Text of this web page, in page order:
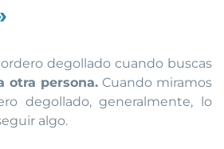
degollado cuando buscas
otra persona. Cuando miramos
degollado, generalmente, lo
algo.